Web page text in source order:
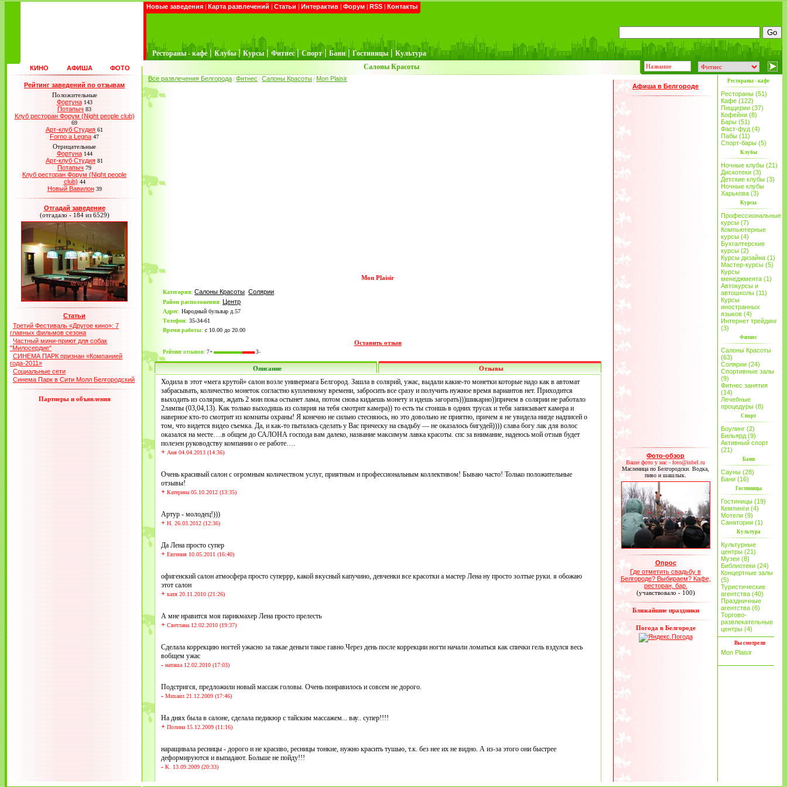
Новые заведения | Карта развлечений | Статьи | Интерактив | Форум | RSS | Контакты
Рестораны - кафе | Клубы | Курсы | Фитнес | Спорт | Бани | Гостиницы | Культура
КИНО АФИША ФОТО Салоны Красоты
Рейтинг заведений по отзывам
Положительные
Фортуна 143
Потапыч 83
Клуб ресторан Форум (Night people club)
69
Арт-клуб Студия 61
Forno a Legna 47
Отрицательные
Фортуна 144
Арт-клуб Студия 81
Потапыч 79
Клуб ресторан Форум (Night people
club) 44
Новый Вавилон 39
Отгадай заведение
(отгадало - 184 из 6529)
Статьи
Третий Фестиваль «Другое кино»: 7
главных фильмов сезона
Частный мини-приют для собак
"Милосердие"
СИНЕМА ПАРК признан «Компанией
года-2011»
Социальные сети
Синема Парк в Сити Молл Белгородский
Партнеры и объявления
Все развлечения Белгорода / Фитнес / Салоны Красоты / Mon Plaisir
Mon Plaisir
Категория: Салоны Красоты Солярии
Район расположения: Центр
Адрес: Народный бульвар д.57
Телефон: 35-34-61
Время работы: с 10.00 до 20.00
Оставить отзыв
Рейтинг отзывов: 7+ 3-
Описание Отзывы
Ходила в этот «мега крутой» салон возле универмага Белгород. Зашла в солярий, ужас, выдали какие-то монетки которые надо как в автомат
забрасывать, количество монеток согластно купленному времени, забросить все сразу и получить нужное время вариантов нет. Приходится
выходить из солярия, ждать 2 мин пока остынет лама, потом снова кидаешь монету и идешь загорать)))шикарно))причем в солярии не работало
2лампы (03,04,13). Как только выходишь из солярия на тебя смотрит камера)) то есть ты стоишь в одних трусах и тебя записывает камера и
наверное кто-то смотрит из комнаты охраны! Я конечно не сильно стесняюсь, но это довольно не приятно, причем я не увидела нигде надписей о
том, что видется видео съемка. Да, и как-то пыталась сделать у Вас прическу на свадьбу — не оказалось бигудей)))) слава богу лак для волос
оказался на месте….в общем до САЛОНА господа вам далеко, название максимум лавка красоты. спс за внимание, надеюсь мой отзыв будет
полезен руководству компании о ее работе….
+Аня 04.04.2013 (14:36)
Очень красивый салон с огромным количеством услуг, приятным и профессиональным коллективом! Бываю часто! Только положительные
отзывы!
+Катерина 05.10.2012 (13:35)
Артур - молодец!)))
+Н. 26.03.2012 (12:36)
Да Лена просто супер
+Евгения 10.05.2011 (16:40)
офигенский салон атмосфера просто суперрр, какой вкусный капучино, девченки все красотки а мастер Лена ну просто золтые руки. я обожаю
этот салон
+катя 20.11.2010 (21:26)
А мне нравится моя парикмахер Лена просто прелесть
+Светлана 12.02.2010 (19:37)
Сделала коррекцию ногтей ужасно за такае деньги такое гавно.Через день после коррекции ногти начали ломаться как спички гель вздулся весь
вобщем ужас
-наташа 12.02.2010 (17:03)
Подстригся, предложили новый массаж головы. Очень понравилось и совсем не дорого.
-Михаил 21.12.2009 (17:46)
На днях была в салоне, сделала педикюр с тайским массажем... вау.. супер!!!!
+Полина 15.12.2009 (11:16)
наращивала ресницы - дорого и не красиво, ресницы тонкие, нужно красить тушью, т.к. без нее их не видно. А из-за этого они быстрее
деформируются и выпадают. Больше не пойду!!!
-К. 13.09.2009 (20:33)
Афиша в Белгороде
Фото-обзор
Ваше фото у нас - foto@inbel.ru
Масленица по Белгородски. Водка,
пиво и шашлык.
Опрос
Где отметить свадьбу в
Белгороде? Выбираем? Кафе,
ресторан, бар.
(учавствовало - 100)
Ближайшие праздники
Погода в Белгороде
Рестораны - кафе
Рестораны (51)
Кафе (122)
Пиццерии (37)
Кофейни (8)
Бары (51)
Фаст-фуд (4)
Пабы (11)
Спорт-бары (5)
Клубы
Ночные клубы (21)
Дискотеки (3)
Детские клубы (3)
Ночные клубы
Харькова (3)
Курсы
Профессиональные
курсы (7)
Компьютерные
курсы (4)
Бухгалтерские
курсы (2)
Курсы дизайна (1)
Мастер-курсы (5)
Курсы
менеджмента (1)
Автокурсы и
автошколы (11)
Курсы
иностранных
языков (4)
Интернет трейдинг
(3)
Фитнес
Салоны Красоты
(63)
Солярии (24)
Спортивные залы
(9)
Фитнес занятия
(14)
Лечебные
процедуры (8)
Спорт
Боулинг (2)
Бильярд (9)
Активный спорт
(21)
Бани
Сауны (28)
Бани (16)
Гостиницы
Гостиницы (19)
Кемпинги (4)
Мотели (9)
Санатории (1)
Культура
Культурные
центры (21)
Музеи (8)
Библиотеки (24)
Концертные залы
(5)
Туристические
агентства (40)
Праздничные
агентства (6)
Торгово-
развлекательные
центры (4)
Вы смотрели
Mon Plaisir